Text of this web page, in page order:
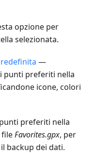
opzione per
selezionata.
—
punti preferiti nella
icone, colori
preferiti nella
Favorites.gpx, per
backup dei dati.